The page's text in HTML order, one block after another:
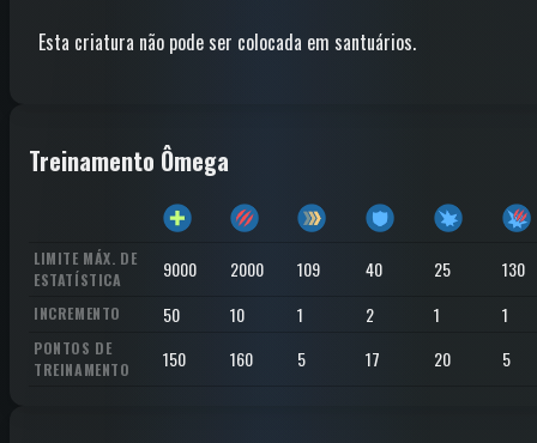
Esta criatura não pode ser colocada em santuários.
Treinamento Ômega
LIMITE MÁX. DE
ESTATÍSTICA
9000 2000 109 40 25 130
INCREMENTO 50 10 1 2 1 1
PONTOS DE
TREINAMENTO
150 160 5 17 20 5